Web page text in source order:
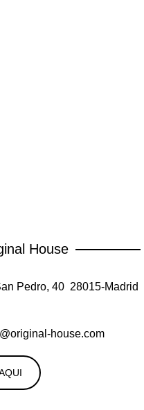
House
Pedro, 40 28015-Madrid
house.com